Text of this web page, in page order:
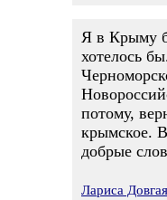
Я в Крыму
хотелось
потому,
крымское.
добрые
Лариса Довгая